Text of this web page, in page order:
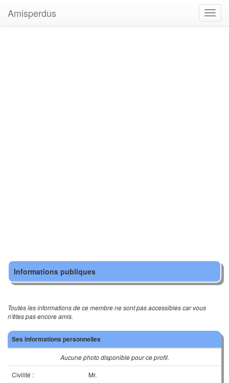
Amisperdus
Informations publiques
Toutes les informations de ce membre ne sont pas accessibles car vous
n'êtes pas encore amis.
Ses informations personnelles
Aucune photo disponible pour ce profil.
Civilité :
Mr.